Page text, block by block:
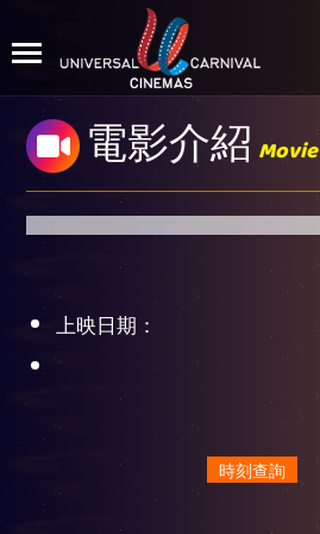
電影介紹 Movie
上映日期：
時刻查詢